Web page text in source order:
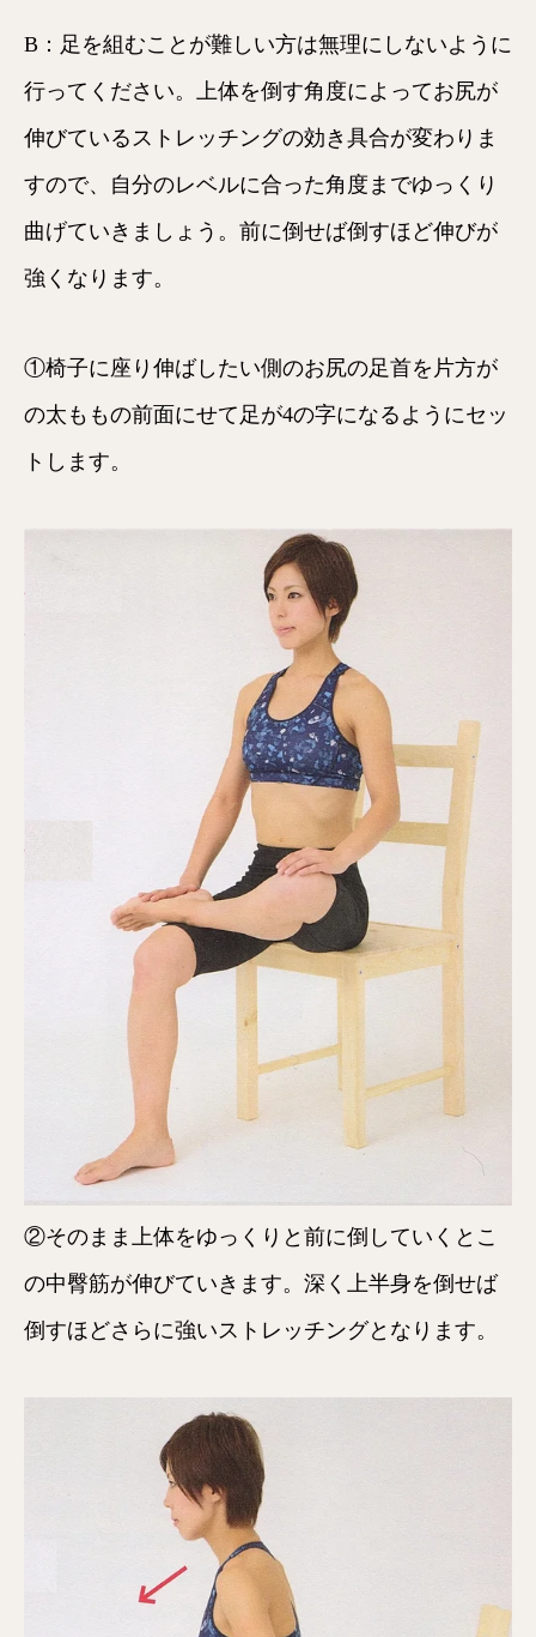
B：足を組むことが難しい方は無理にしないように
行ってください。上体を倒す角度によってお尻が
伸びているストレッチングの効き具合が変わりま
すので、自分のレベルに合った角度までゆっくり
曲げていきましょう。前に倒せば倒すほど伸びが
強くなります。
①椅子に座り伸ばしたい側のお尻の足首を片方が
の太ももの前面にせて足が4の字になるようにセッ
トします。
②そのまま上体をゆっくりと前に倒していくとこ
の中臀筋が伸びていきます。深く上半身を倒せば
倒すほどさらに強いストレッチングとなります。